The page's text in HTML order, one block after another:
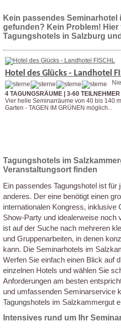
Kein passendes Seminarhotel
gefunden? Kein Problem! Hier
Tagungshotels in Salzburg
Hotel des Glücks - Landhotel
4 TAGUNGSRÄUME | 3-60 TEILNEHMER
Vier helle Seminarräume von 40 bis 140
Garten - TAGEN IM GRÜNEN möglich...
Tagungshotels im
Veranstaltungsort finden
Ein passendes Tagungshotel ist für
anderes. Der eine benötigt einen
internationalen Kongress, inklusive
Show-Party und idealerweise noch
ist auf der Suche nach mehreren
und Gruppenarbeiten, in denen
kann. Die Seminarhotels im
Werfen Sie einfach einen Blick auf
einzelnen Hotels und wählen Sie
Anforderungen am besten
und umfassenden Seminarservice
Tagungshotels im Salzkammergut
Intensives rund um Ihr